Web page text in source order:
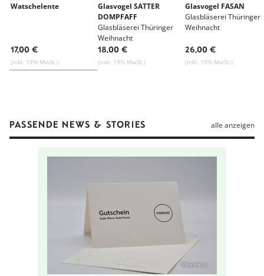
Watschelente
17,00 €
(inkl. 19% MwSt.)
Glasvogel SATTER
DOMPFAFF
Glasbläserei Thüringer
Weihnacht
18,00 €
(inkl. 19% MwSt.)
Glasvogel FASAN
Glasbläserei Thüringer
Weihnacht
26,00 €
(inkl. 19% MwSt.)
PASSENDE NEWS & STORIES alle anzeigen
©formost